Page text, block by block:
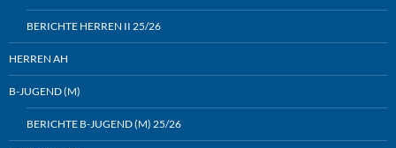
BERICHTE HERREN II 25/26
HERREN AH
B-JUGEND (M)
BERICHTE B-JUGEND (M) 25/26